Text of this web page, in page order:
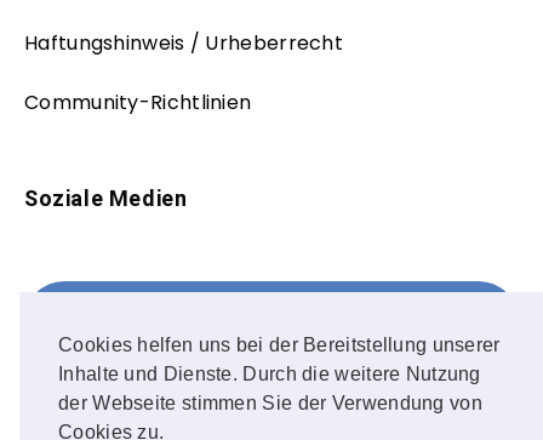
Cookies helfen uns bei der Bereitstellung unserer
Inhalte und Dienste. Durch die weitere Nutzung
der Webseite stimmen Sie der Verwendung von
Cookies zu.
Haftungshinweis / Urheberrecht
Community-Richtlinien
Soziale Medien
FOLLOW ME!
Instagram
OUR PHOTOS!